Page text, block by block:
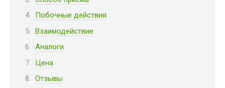
Побочные действия
Взаимодействие
Аналоги
Цена
Отзывы